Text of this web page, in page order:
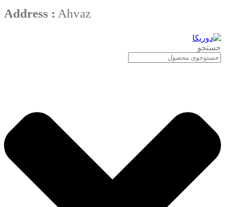
Address : Ahvaz
جستجو